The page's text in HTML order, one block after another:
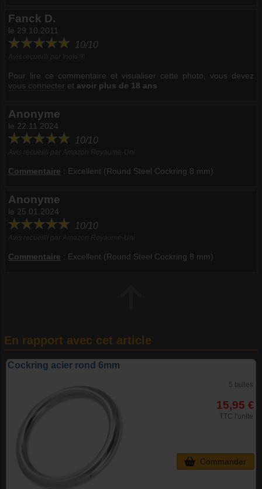
Fanck D.
le 29.10.2011
10/10
Pour lire ce commentaire et visualiser cette photo, vous devez
vous connecter et avoir plus de 18 ans
Anonyme
le 22.11.2024
10/10
Commentaire : Excellent (Round Steel Cockring 8 mm)
Anonyme
le 25.01.2024
10/10
Commentaire : Excellent (Round Steel Cockring 8 mm)
En rapport avec cet article
Cockring acier rond 6mm
5 tailles
15,95 €
TTC l'unite
Commander